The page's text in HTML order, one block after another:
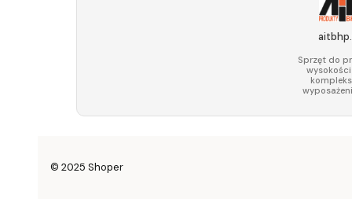
Sprzęt do
© 2025 Shoper